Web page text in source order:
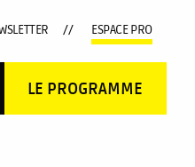
ESPACE PRO
LE PROGRAMME